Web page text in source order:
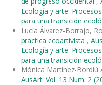
Ecología y arte:
para una transición
Lucía Álvarez-Borrajo,
practica ecoartivista ,
Ecología y arte:
para una transición
Mónica Martínez-Bordiú
AusArt: Vol. 13 Núm. 2